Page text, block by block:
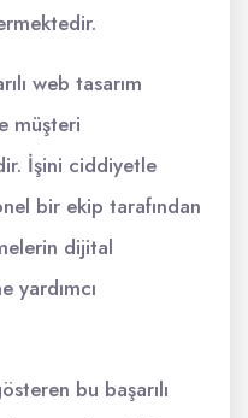
web tasarım
müşteri
İşini ciddiyetle
bir ekip tarafından
dijital
yardımcı
bu başarılı